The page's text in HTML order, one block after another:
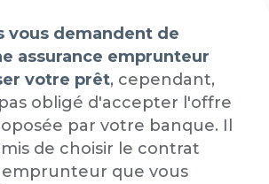
vous demandent de
assurance emprunteur
votre prêt, cependant,
obligé d'accepter l'offre
par votre banque. Il
de choisir le contrat
emprunteur que vous